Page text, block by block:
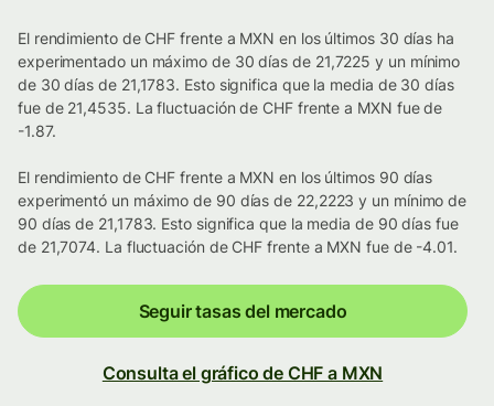
El rendimiento de CHF frente a MXN en los últimos 30 días ha
experimentado un máximo de 30 días de 21,7225 y un mínimo
de 30 días de 21,1783. Esto significa que la media de 30 días
fue de 21,4535. La fluctuación de CHF frente a MXN fue de
-1.87.
El rendimiento de CHF frente a MXN en los últimos 90 días
experimentó un máximo de 90 días de 22,2223 y un mínimo de
90 días de 21,1783. Esto significa que la media de 90 días fue
de 21,7074. La fluctuación de CHF frente a MXN fue de -4.01.
Seguir tasas del mercado
Consulta el gráfico de CHF a MXN